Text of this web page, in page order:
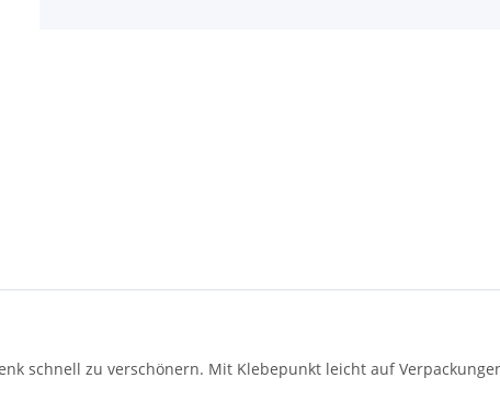
schnell zu verschönern. Mit Klebepunkt leicht auf